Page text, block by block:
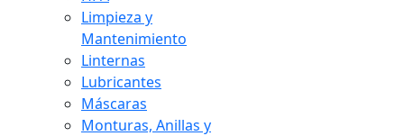
Limpieza y
Mantenimiento
Linternas
Lubricantes
Máscaras
Monturas, Anillas y